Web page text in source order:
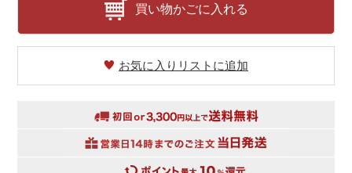
買い物かごに入れる
お気に入りリストに追加